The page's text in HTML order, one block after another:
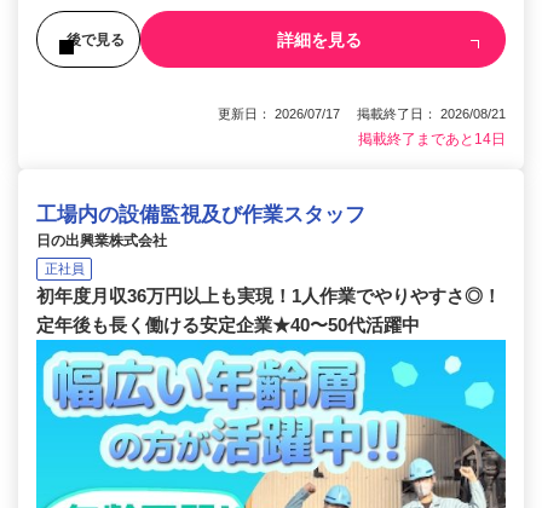
後で見る 詳細を見る
更新日： 2026/07/17 掲載終了日： 2026/08/21
掲載終了まであと14日
工場内の設備監視及び作業スタッフ
日の出興業株式会社
正社員
初年度月収36万円以上も実現！1人作業でやりやすさ◎！
定年後も長く働ける安定企業★40〜50代活躍中